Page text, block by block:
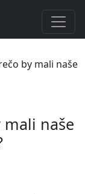
by mali naše
mali naše